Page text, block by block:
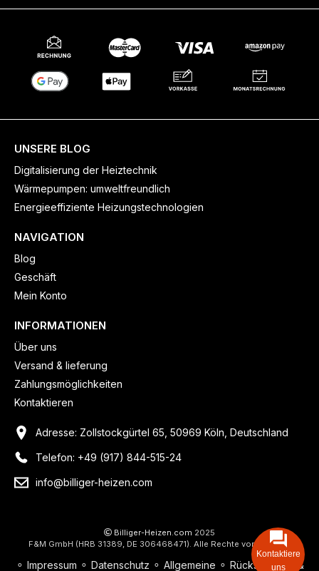
UNSERE BLOG
Digitalisierung der Heiztechnik
Wärmepumpen: umweltfreundlich
Energieeffiziente Heizungstechnologien
NAVIGATION
Blog
Geschäft
Mein Konto
INFORMATIONEN
Über uns
Versand & lieferung
Zahlungsmöglichkeiten
Kontaktieren
Adresse: Zollstockgürtel 65, 50969 Köln, Deutschland
Telefon: +49 (917) 844-515-24
info@billiger-heizen.com
Billiger-Heizen.com 2025
F&M GmbH (HRB 31389, DE 306468471). Alle Rechte vorbehalten.
⚬ Impressum ⚬ Datenschutz ⚬ Allgemeine ⚬ Rücksendung &
Kontaktiere
uns